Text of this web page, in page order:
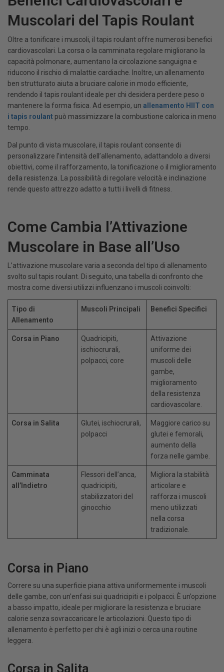
Muscolari del Tapis Roulant
Oltre a tonificare i muscoli, il tapis roulant offre numerosi benefici
cardiovascolari. La corsa o la camminata regolare migliorano la
capacità polmonare, aumentano la circolazione sanguigna e
riducono il rischio di malattie cardiache. Inoltre, un allenamento
ben strutturato aiuta a bruciare calorie in modo efficiente,
rendendo il tapis roulant ideale per chi desidera perdere peso o
mantenere la forma fisica. Ad esempio, un allenamento HIIT con
i tapis roulant può massimizzare la combustione calorica in meno
tempo.
Dal punto di vista muscolare, il tapis roulant consente di
personalizzare l’intensità dell’allenamento, adattandolo a diversi
obiettivi, come il rafforzamento, la tonificazione o il miglioramento
della resistenza. La possibilità di regolare velocità e inclinazione
rende questo attrezzo adatto a tutti i livelli di fitness.
Come Cambia l’Attivazione
Muscolare in Base all’Uso
L’attivazione muscolare varia a seconda del tipo di allenamento
svolto sul tapis roulant. Di seguito, una tabella di confronto che
mostra come diversi utilizzi influenzano i muscoli coinvolti:
Tipo di
Allenamento
Muscoli Principali Benefici Specifici
Corsa in Piano
Quadricipiti,
ischiocrurali,
polpacci, core
Attivazione
uniforme dei
muscoli delle
gambe,
miglioramento
della resistenza
cardiovascolare.
Corsa in Salita
Glutei, ischiocrurali,
polpacci
Maggiore carico su
glutei e femorali,
aumento della
forza nelle gambe.
Camminata
all’Indietro
Flessori dell’anca,
quadricipiti,
stabilizzatori del
ginocchio
Migliora la stabilità
articolare e
rafforza i muscoli
meno utilizzati
nella corsa
tradizionale.
Corsa in Piano
Correre su una superficie piana attiva uniformemente i muscoli
delle gambe, con un’enfasi sui quadricipiti e i polpacci. È un’opzione
a basso impatto, ideale per migliorare la resistenza e bruciare
calorie senza sovraccaricare le articolazioni. Questo tipo di
allenamento è perfetto per chi è agli inizi o cerca una routine
leggera.
Corsa in Salita